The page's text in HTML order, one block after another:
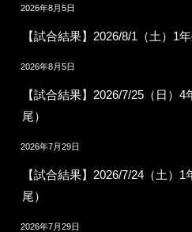
2026年8月5日
【試合結果】2026/8/1（土）1
2026年8月5日
【試合結果】2026/7/25（日）
尾）
2026年7月29日
【試合結果】2026/7/24（土）
尾）
2026年7月29日